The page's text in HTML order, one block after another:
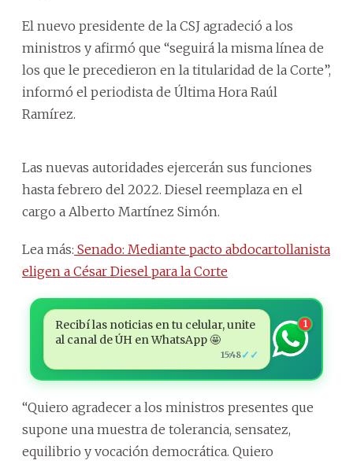
El nuevo presidente de la CSJ agradeció a los
ministros y afirmó que “seguirá la misma línea de
los que le precedieron en la titularidad de la Corte”,
informó el periodista de Última Hora Raúl
Ramírez.
Las nuevas autoridades ejercerán sus funciones
hasta febrero del 2022. Diesel reemplaza en el
cargo a Alberto Martínez Simón.
Lea más: Senado: Mediante pacto abdocartollanista
eligen a César Diesel para la Corte
Recibí las noticias en tu celular, unite
al canal de ÚH en WhatsApp 🤩
15:48✓✓
1
“Quiero agradecer a los ministros presentes que
supone una muestra de tolerancia, sensatez,
equilibrio y vocación democrática. Quiero